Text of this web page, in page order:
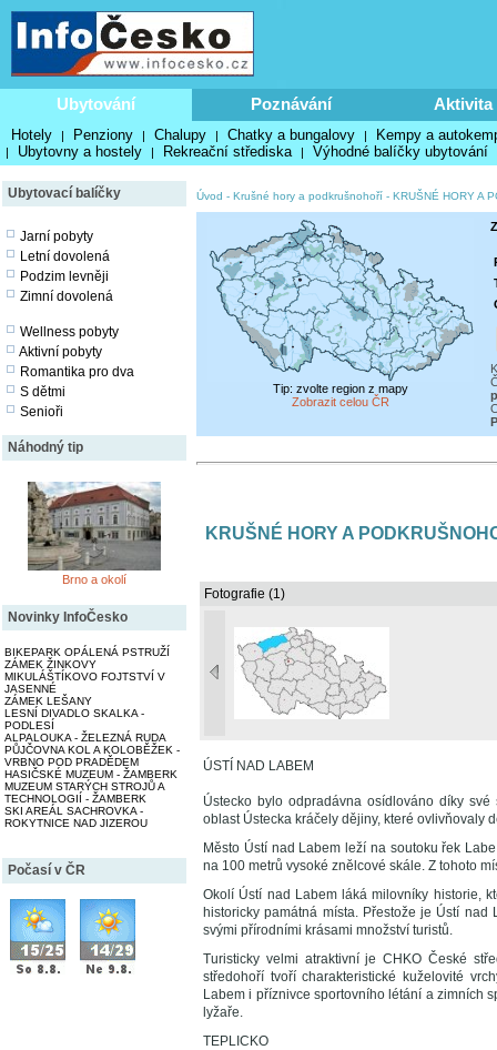
Ubytování Poznávání Aktivita
Hotely | Penziony | Chalupy | Chatky a bungalovy | Kempy a
| Ubytovny a hostely | Rekreační střediska | Výhodné balíčky ubytování
Ubytovací balíčky
Jarní pobyty
Letní dovolená
Podzim levněji
Zimní dovolená
Wellness pobyty
Aktivní pobyty
Romantika pro dva
S dětmi
Senioři
Náhodný tip
Brno a okolí
Novinky InfoČesko
BIKEPARK OPÁLENÁ PSTRUŽÍ
ZÁMEK ŽINKOVY
MIKULÁŠTÍKOVO FOJTSTVÍ V
JASENNÉ
ZÁMEK LEŠANY
LESNÍ DIVADLO SKALKA -
PODLESÍ
ALPALOUKA - ŽELEZNÁ RUDA
PŮJČOVNA KOL A KOLOBĚŽEK -
VRBNO POD PRADĚDEM
HASIČSKÉ MUZEUM - ŽAMBERK
MUZEUM STARÝCH STROJŮ A
TECHNOLOGIÍ - ŽAMBERK
SKI AREÁL SACHROVKA -
ROKYTNICE NAD JIZEROU
Počasí v ČR
Úvod - Krušné hory a podkrušnohoří - KRUŠNÉ HORY A
Tip: zvolte region z mapy
Zobrazit celou ČR
KRUŠNÉ HORY A
Fotografie (1)
ÚSTÍ NAD LABEM
Ústecko bylo odpradávna osídlováno díky
oblast Ústecka kráčely dějiny, které ovlivňovaly
Město Ústí nad Labem leží na soutoku řek
na 100 metrů vysoké znělcové skále. Z tohoto
Okolí Ústí nad Labem láká milovníky historie,
historicky památná místa. Přestože je Ústí
svými přírodními krásami množství turistů.
Turisticky velmi atraktivní je CHKO České
středohoří tvoří charakteristické kuželovité
Labem i příznivce sportovního létání a zimních
lyžaře.
TEPLICKO